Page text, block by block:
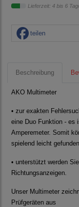
Lieferzeit: 4 bis 6
teilen
Beschreibung
AKO Multimeter
• zur exakten
eine Duo Funktion - es
Amperemeter. Somit
spielend leicht
• unterstützt werden
Richtungsanzeigen.
Unser Multimeter
Prüfgeräten aus